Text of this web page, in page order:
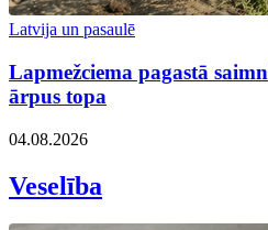
Latvija un pasaulē
Lapmežciema pagastā
ārpus topa
04.08.2026
Veselība